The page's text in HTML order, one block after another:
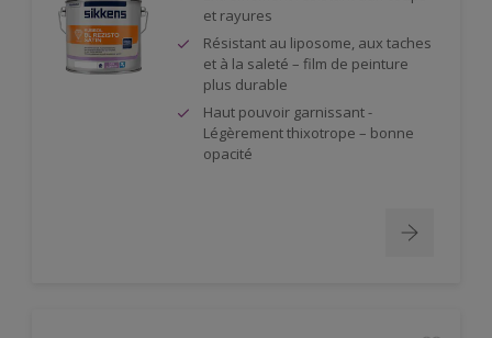
et rayures
Résistant au liposome, aux taches
et à la saleté – film de peinture
plus durable
Haut pouvoir garnissant -
Légèrement thixotrope – bonne
opacité